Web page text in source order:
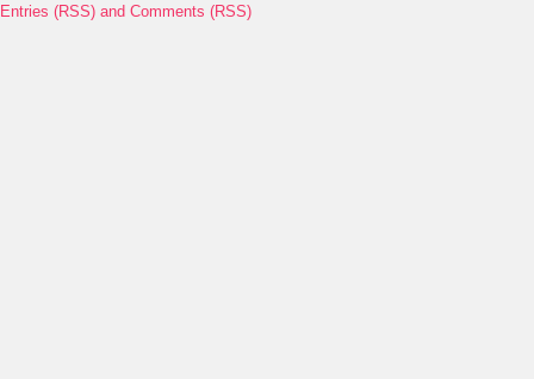
Entries (RSS) and Comments (RSS)